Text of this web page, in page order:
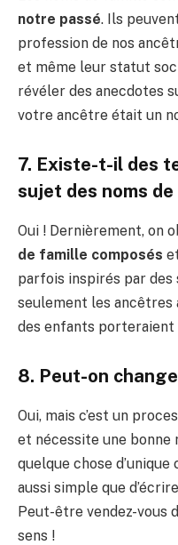
notre passé. Ils
profession de nos
et même leur statut
révéler des anecdotes
votre ancêtre était un
7. Existe-t-il des
sujet des noms
Oui ! Dernièrement, on
de famille composés
parfois inspirés par des
seulement les ancêtres
des enfants porteraient
8. Peut-on
Oui, mais c’est un
et nécessite une bonne
quelque chose d’unique
aussi simple que
Peut-être vendez-vous
sens !